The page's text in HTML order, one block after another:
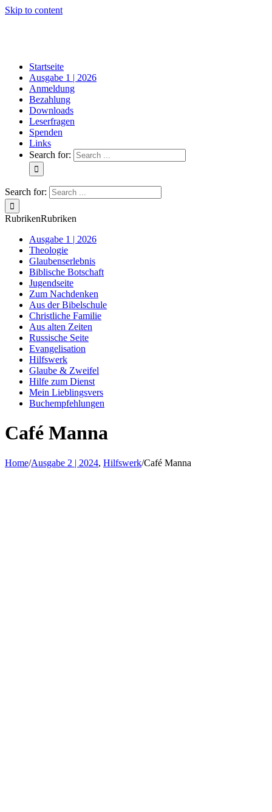
Skip to content
Startseite
Ausgabe 1 | 2026
Anmeldung
Bezahlung
Downloads
Leserfragen
Spenden
Links
Search for:
Search for:
RubrikenRubriken
Ausgabe 1 | 2026
Theologie
Glaubenserlebnis
Biblische Botschaft
Jugendseite
Zum Nachdenken
Aus der Bibelschule
Christliche Familie
Aus alten Zeiten
Russische Seite
Evangelisation
Hilfswerk
Glaube & Zweifel
Hilfe zum Dienst
Mein Lieblingsvers
Buchempfehlungen
Café Manna
Home/Ausgabe 2 | 2024, Hilfswerk/Café Manna